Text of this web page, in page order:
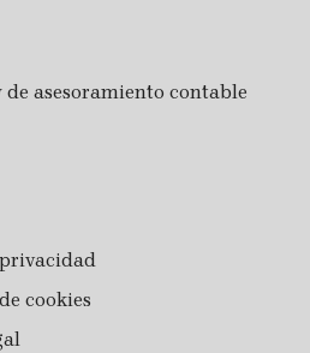
asesoramiento contable
cookies